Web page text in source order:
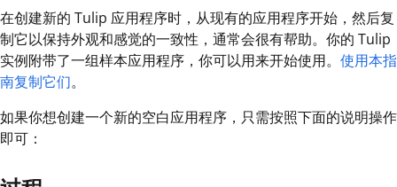
在创建新的 Tulip 应用程序时，从现有的应用程序开始，然后复
制它以保持外观和感觉的一致性，通常会很有帮助。你的 Tulip
实例附带了一组样本应用程序，你可以用来开始使用。 使用本指
南复制它们。
如果你想创建一个新的空白应用程序，只需按照下面的说明操作
即可：